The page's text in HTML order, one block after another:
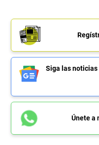
Siga las noticias
Únete a